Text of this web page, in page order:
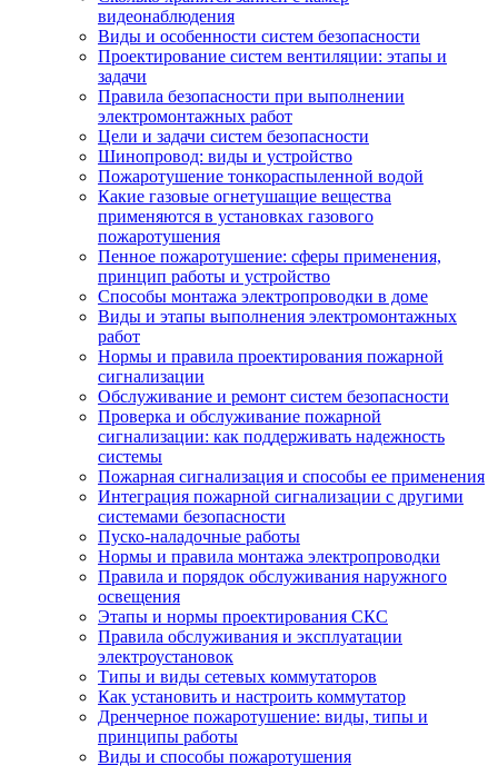
видеонаблюдения
Виды и особенности систем безопасности
Проектирование систем вентиляции: этапы и
задачи
Правила безопасности при выполнении
электромонтажных работ
Цели и задачи систем безопасности
Шинопровод: виды и устройство
Пожаротушение тонкораспыленной водой
Какие газовые огнетушащие вещества
применяются в установках газового
пожаротушения
Пенное пожаротушение: сферы применения,
принцип работы и устройство
Способы монтажа электропроводки в доме
Виды и этапы выполнения электромонтажных
работ
Нормы и правила проектирования пожарной
сигнализации
Обслуживание и ремонт систем безопасности
Проверка и обслуживание пожарной
сигнализации: как поддерживать надежность
системы
Пожарная сигнализация и способы ее применения
Интеграция пожарной сигнализации с другими
системами безопасности
Пуско-наладочные работы
Нормы и правила монтажа электропроводки
Правила и порядок обслуживания наружного
освещения
Этапы и нормы проектирования СКС
Правила обслуживания и эксплуатации
электроустановок
Типы и виды сетевых коммутаторов
Как установить и настроить коммутатор
Дренчерное пожаротушение: виды, типы и
принципы работы
Виды и способы пожаротушения